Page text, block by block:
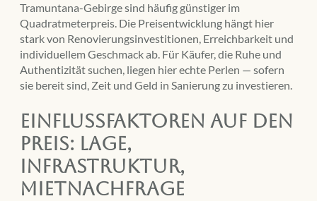
Tramuntana-Gebirge sind häufig günstiger im
Quadratmeterpreis. Die Preisentwicklung hängt hier
stark von Renovierungsinvestitionen, Erreichbarkeit und
individuellem Geschmack ab. Für Käufer, die Ruhe und
Authentizität suchen, liegen hier echte Perlen — sofern
sie bereit sind, Zeit und Geld in Sanierung zu investieren.
Einflussfaktoren auf den
Preis: Lage,
Infrastruktur,
Mietnachfrage